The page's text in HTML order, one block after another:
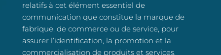
relatifs à cet élément essentiel de
communication que constitue la marque de
fabrique, de commerce ou de service, pour
assurer l’identification, la promotion et la
commercialisation de produits et services.